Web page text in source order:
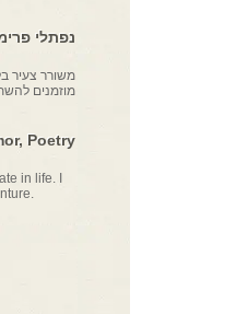
נפתלי
משורר צעיר
מוזמנים
Poetry
late in life. I